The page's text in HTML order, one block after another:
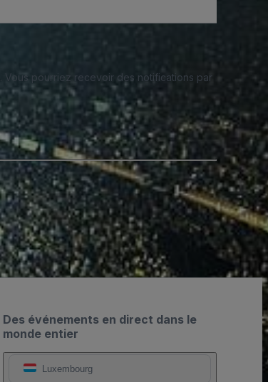
. Vous pourriez recevoir des notifications par
Des événements en direct dans le
monde entier
Luxembourg